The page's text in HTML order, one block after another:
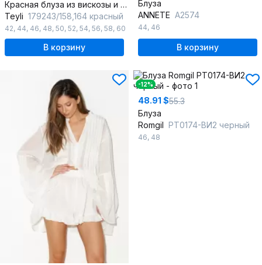
Красная блуза из вискозы и трикотажа с воротником-стойкой
Teyli 179243/158,164 красный
42, 44, 46, 48, 50, 52, 54, 56, 58, 60
В корзину
Блуза
ANNETE A2574
44, 46
В корзину
-12%
48.91 $55.3
Блуза
Romgil РТ0174-ВИ2 черный
46, 48